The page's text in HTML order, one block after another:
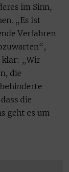
im Sinn,
„Es ist
Verfahren
klar: „Wir
die
die
geht es um